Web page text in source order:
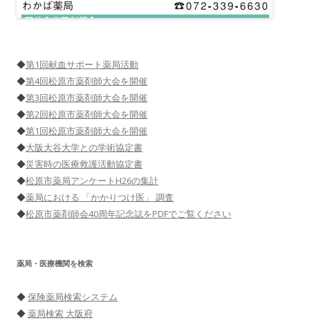
◆第1回献血サポート薬局活動
◆第4回松原市薬剤師大会を開催
◆第3回松原市薬剤師大会を開催
◆第2回松原市薬剤師大会を開催
◆第1回松原市薬剤師大会を開催
◆大阪大谷大学との学術協定書
◆災害時の医療救護活動協定書
◆松原市薬局アンケートH26の集計
◆薬局における 「かかりつけ医」 調査
◆松原市薬剤師会40周年記念誌をPDFでご覧ください
薬局・医療機関を検索
◆保険薬局検索システム
◆薬局検索 大阪府